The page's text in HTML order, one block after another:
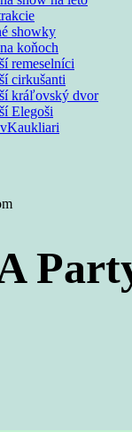
showky
koňoch
remeselníci
cirkušanti
kráľovský dvor
Elegoši